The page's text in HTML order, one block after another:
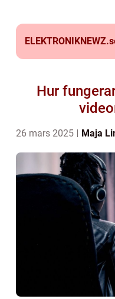
ELEKTRONIKNEWZ.
Hur
26 mars 2025 Maja